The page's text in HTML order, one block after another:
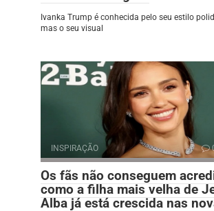
Ivanka Trump é conhecida pelo seu estilo
mas o seu visual
INSPIRAÇÃO
Os fãs não conseguem
como a filha mais velha de
Alba já está crescida nas